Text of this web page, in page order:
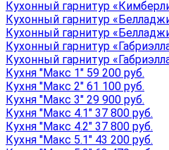
Кухонный гарнитур
Кухонный гарнитур
Кухонный гарнитур
Кухонный гарнитур
Кухонный гарнитур
Кухня "Макс 1" 59 200 руб.
Кухня "Макс 2" 61 100 руб.
Кухня "Макс 3" 29 900 руб.
Кухня "Макс 4.1" 37 800 руб.
Кухня "Макс 4.2" 37 800 руб.
Кухня "Макс 5.1" 43 200 руб.